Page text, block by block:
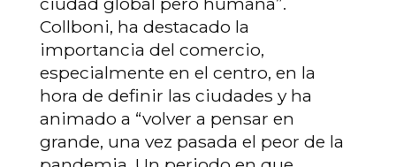
Collboni, ha destacado la
importancia del comercio,
especialmente en el centro, en la
hora de definir las ciudades y ha
animado a “volver a pensar en
grande, una vez pasada el peor de la